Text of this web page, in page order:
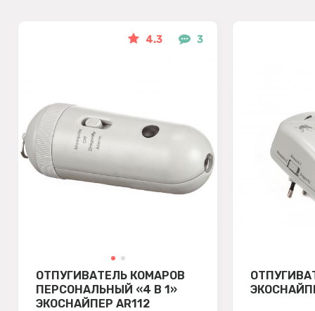
4.3 3
ОТПУГИВАТЕЛЬ КОМАРОВ
ПЕРСОНАЛЬНЫЙ «4 В 1»
ЭКОСНАЙПЕР AR112